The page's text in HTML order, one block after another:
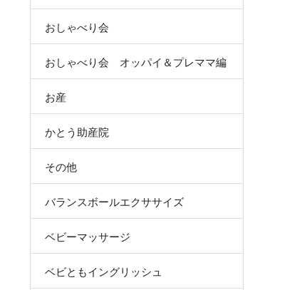
おしゃべり会
おしゃべり会 オッパイ＆プレママ編
お産
かとう助産院
その他
バランスボールエクササイズ
ベビーマッサージ
ベビともイングリッシュ